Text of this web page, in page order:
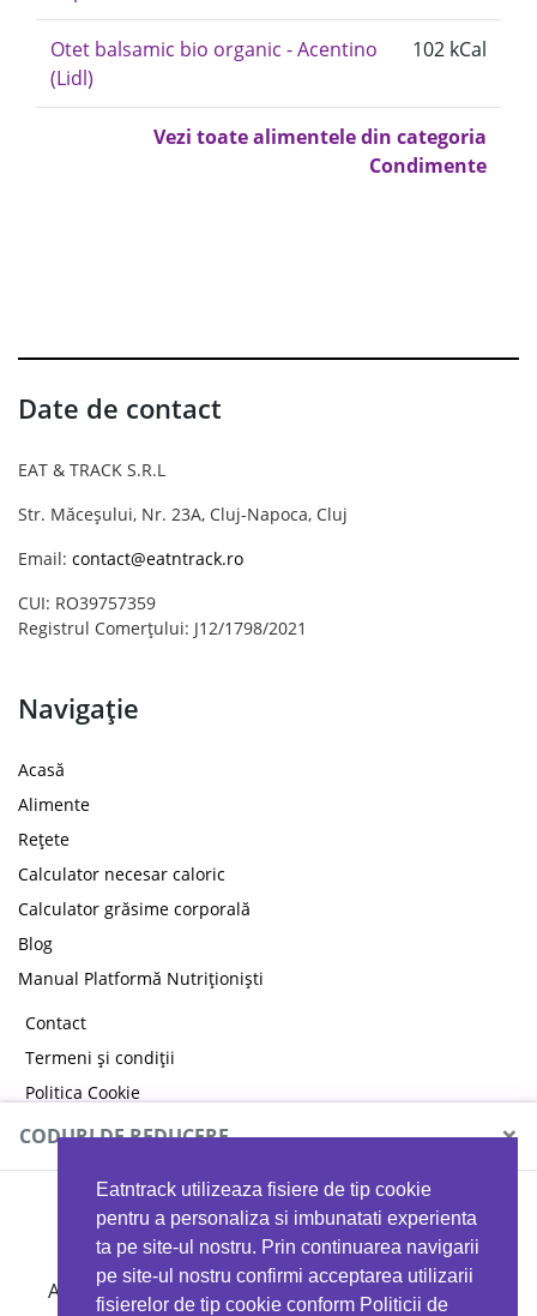
Eatntrack utilizeaza fisiere de tip cookie
pentru a personaliza si imbunatati experienta
ta pe site-ul nostru. Prin continuarea navigarii
pe site-ul nostru confirmi acceptarea utilizarii
fisierelor de tip cookie conform Politicii de
Otet balsamic bio organic - Acentino
(Lidl)
102 kCal
Vezi toate alimentele din categoria
Condimente
Date de contact
EAT & TRACK S.R.L
Str. Măceșului, Nr. 23A, Cluj-Napoca, Cluj
Email: contact@eatntrack.ro
CUI: RO39757359
Registrul Comerțului: J12/1798/2021
Navigație
Acasă
Alimente
Rețete
Calculator necesar caloric
Calculator grăsime corporală
Blog
Manual Platformă Nutriționiști
Contact
Termeni și condiții
Politica Cookie
Politica de confidențialitate
CODURI DE REDUCERE ×
MYPROTEIN
Ai 40%reducere la orice comandă folosind codul